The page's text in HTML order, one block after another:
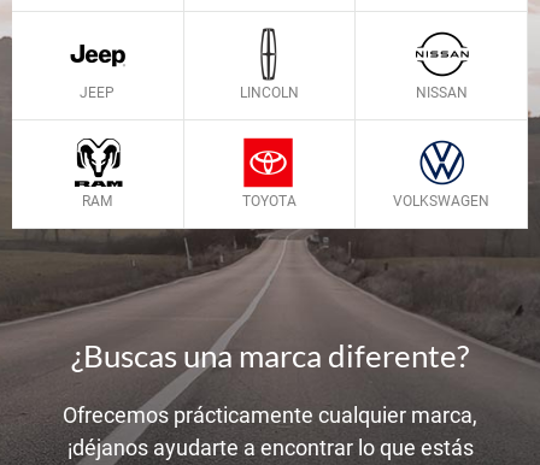
JEEP LINCOLN NISSAN
RAM TOYOTA VOLKSWAGEN
¿Buscas una marca diferente?
Ofrecemos prácticamente cualquier marca,
¡déjanos ayudarte a encontrar lo que estás